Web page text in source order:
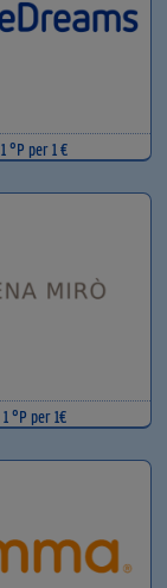
1 °P per 1 €
1 °P per 1€